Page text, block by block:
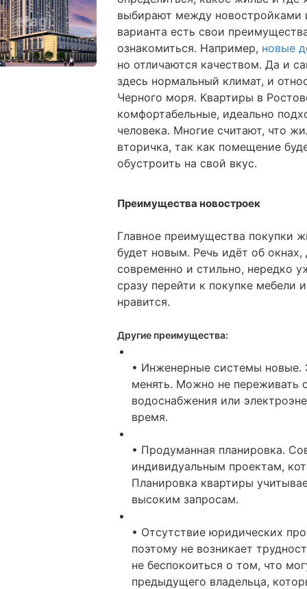
выбирают между
варианта есть свои
ознакомиться. Например, новые
но отличаются качеством. Да и
здесь нормальный климат, и
Черного моря. Квартиры в
комфортабельные, идеально
человека. Многие считают, что
вторичка, так как помещение
обустроить на свой вкус.
Преимущества новостроек
Главное преимущества покупки
будет новым. Речь идёт об окнах,
современно и стильно, нередко
сразу перейти к покупке мебели
нравится.
Другие преимущества:
• Инженерные системы новые.
менять. Можно не переживать
водоснабжения или
время.
• Продуманная планировка.
индивидуальным проектам,
Планировка квартиры
высоким запросам.
• Отсутствие юридических
поэтому не возникает
не беспокоиться о том, что
предыдущего владельца,